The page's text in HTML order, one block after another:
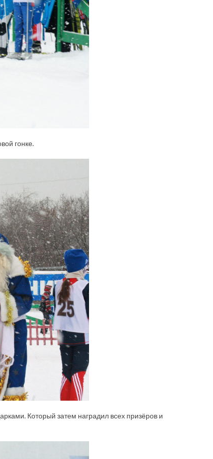
гонке.
Который затем наградил всех призёров и